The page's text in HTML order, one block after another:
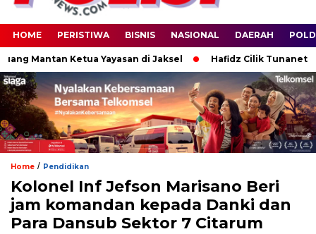
HOME PERISTIWA BISNIS NASIONAL DAERAH
Mantan Ketua Yayasan di Jaksel Hafidz Cilik Tunanetra
Home / Pendidikan
Kolonel Inf Jefson Marisano Beri
jam komandan kepada Danki dan
Para Dansub Sektor 7 Citarum